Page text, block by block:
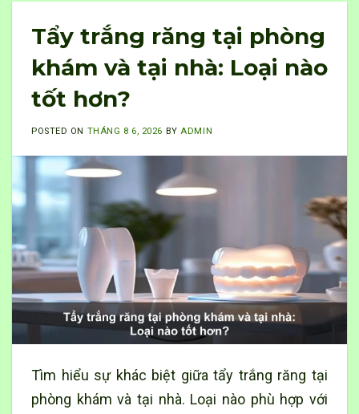
Tẩy trắng răng tại phòng
khám và tại nhà: Loại nào
tốt hơn?
POSTED ON THÁNG 8 6, 2026 BYADMIN
Tìm hiểu sự khác biệt giữa tẩy trắng răng tại
phòng khám và tại nhà. Loại nào phù hợp với